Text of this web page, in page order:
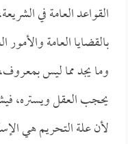
القواعد العامة في
بالقضايا العامة
وما يجد مما ليس
يحجب العقل ويستره،
لأن علة التحريم هي